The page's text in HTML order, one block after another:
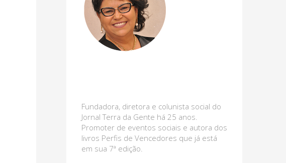
Fundadora, diretora e colunista social do
Jornal Terra da Gente há 25 anos.
Promoter de eventos sociais e autora dos
livros Perfis de Vencedores que já está
em sua 7ª edição.